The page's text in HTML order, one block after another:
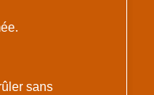
sans